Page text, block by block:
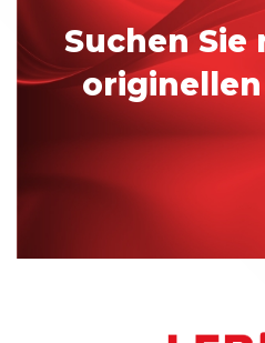
Suchen Sie